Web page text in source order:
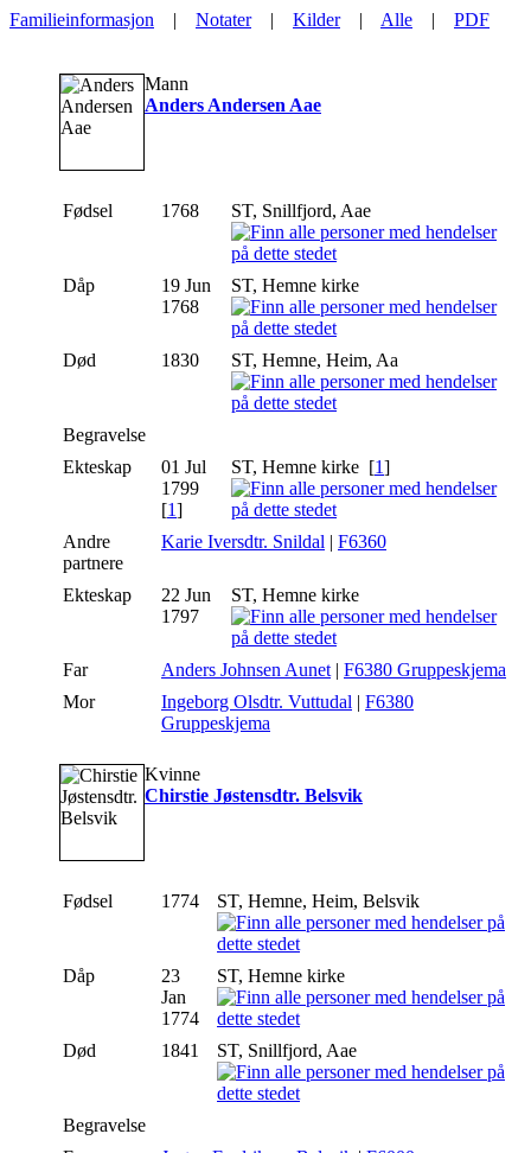
Familieinformasjon | Notater| Kilder| Alle | PDF
Mann
Anders Andersen Aae
Fødsel 1768 ST, Snillfjord, Aae
Dåp
19 Jun
1768
ST, Hemne kirke
Død 1830 ST, Hemne, Heim, Aa
Begravelse
Ekteskap
01 Jul
1799
[1]
ST, Hemne kirke [1]
Andre
partnere
Karie Iversdtr. Snildal | F6360
Ekteskap
22 Jun
1797
ST, Hemne kirke
Far Anders Johnsen Aunet| F6380 Gruppeskjema
Mor
Ingeborg Olsdtr. Vuttudal | F6380
Gruppeskjema
Kvinne
Chirstie Jøstensdtr. Belsvik
Fødsel 1774 ST, Hemne, Heim, Belsvik
Dåp
23
Jan
1774
ST, Hemne kirke
Død 1841 ST, Snillfjord, Aae
Begravelse